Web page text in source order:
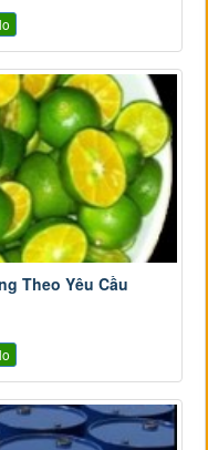
Theo Yêu Cầu